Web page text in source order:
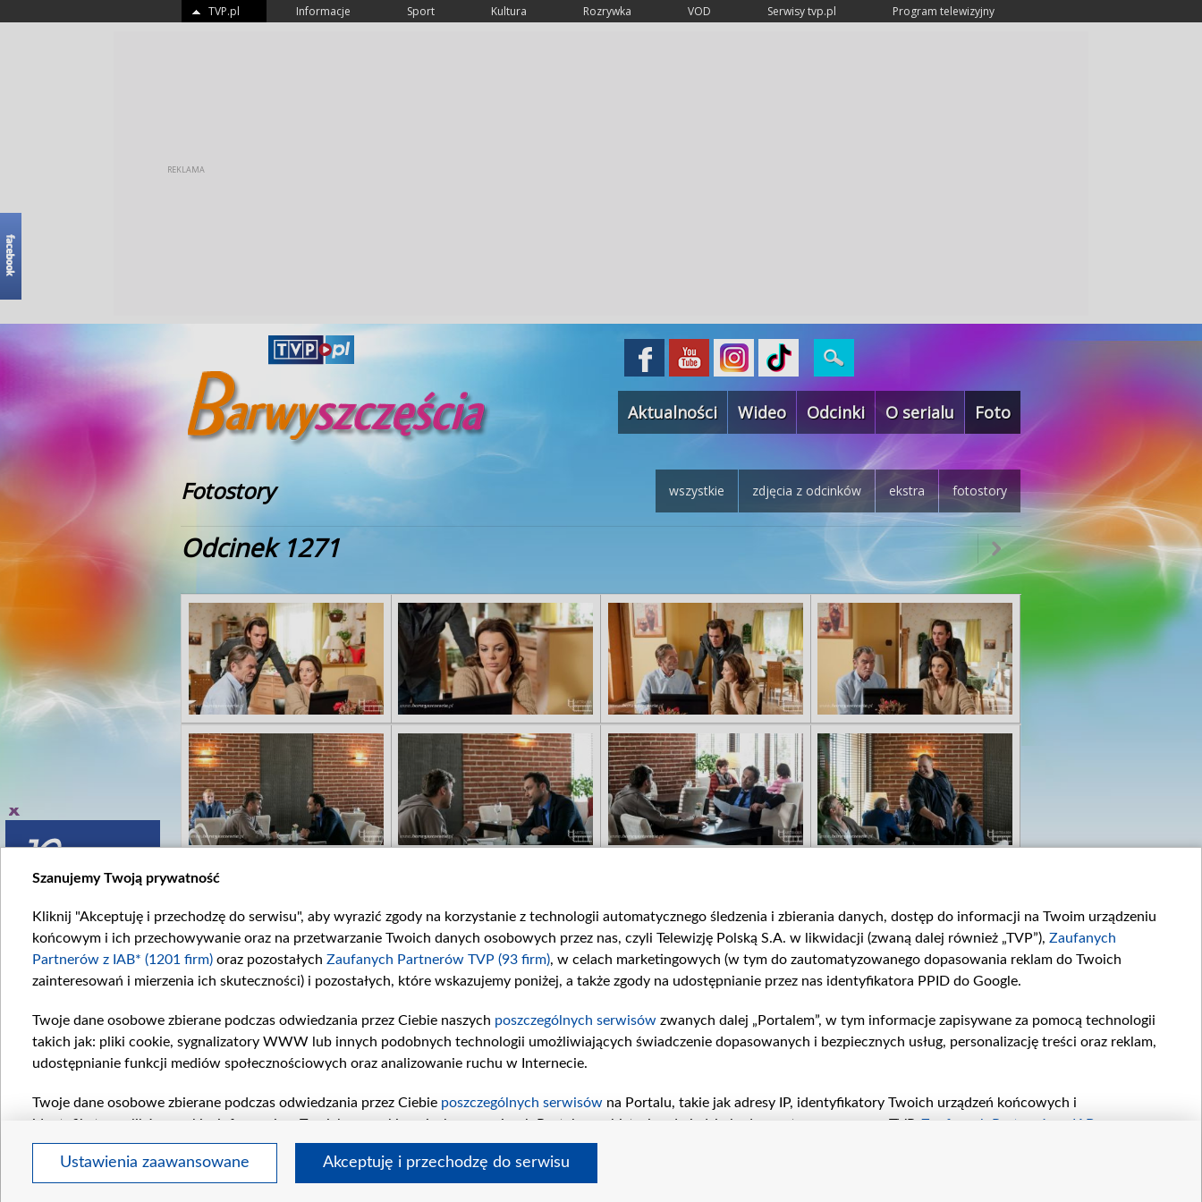
TVP.pl Informacje Sport Kultura Rozrywka VOD Serwisy tvp.pl Program telewizyjny
Aktualności Wideo Odcinki O serialu Foto
Fotostory fotostory
ekstra
zdjęcia z odcinków
wszystkie
Odcinek 1271
regulamin tvp.pl pomoc
Szanujemy Twoją prywatność
Kliknij "Akceptuję i przechodzę do serwisu", aby wyrazić zgody na korzystanie z technologii automatycznego śledzenia i zbierania danych, dostęp do informacji na Twoim urządzeniu
końcowym i ich przechowywanie oraz na przetwarzanie Twoich danych osobowych przez nas, czyli Telewizję Polską S.A. w likwidacji (zwaną dalej również „TVP”), Zaufanych
Partnerów z IAB* (1201 firm) oraz pozostałych Zaufanych Partnerów TVP (93 firm), w celach marketingowych (w tym do zautomatyzowanego dopasowania reklam do Twoich
zainteresowań i mierzenia ich skuteczności) i pozostałych, które wskazujemy poniżej, a także zgody na udostępnianie przez nas identyfikatora PPID do Google.
Twoje dane osobowe zbierane podczas odwiedzania przez Ciebie naszych poszczególnych serwisów zwanych dalej „Portalem”, w tym informacje zapisywane za pomocą technologii
takich jak: pliki cookie, sygnalizatory WWW lub innych podobnych technologii umożliwiających świadczenie dopasowanych i bezpiecznych usług, personalizację treści oraz reklam,
udostępnianie funkcji mediów społecznościowych oraz analizowanie ruchu w Internecie.
Twoje dane osobowe zbierane podczas odwiedzania przez Ciebie poszczególnych serwisów na Portalu, takie jak adresy IP, identyfikatory Twoich urządzeń końcowych i
identyfikatory plików cookie, informacje o Twoich wyszukiwaniach w serwisach Portalu czy historia odwiedzin będą przetwarzane przez TVP, Zaufanych Partnerów z IAB
pozostałychZaufanych Partnerów TVP
dla realizacji następujących celów i funkcji: przechowywania informacji na urządzeniu lub dostęp do nich, wyboru podstawowych reklam,
wyboru spersonalizowanych reklam, tworzenia profilu spersonalizowanych reklam, tworzenia profilu spersonalizowanych treści, wyboru spersonalizowanych treści, pomiaru
Ustawienia zaawansowane Akceptuję i przechodzę do serwisu